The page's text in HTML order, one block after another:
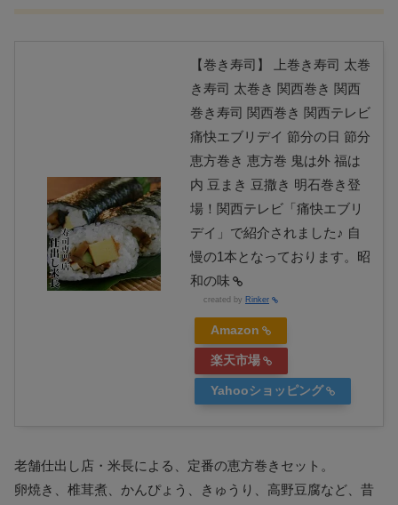
【巻き寿司】 上巻き寿司 太巻
き寿司 太巻き 関西巻き 関西
巻き寿司 関西巻き 関西テレビ
痛快エブリデイ 節分の日 節分
恵方巻き 恵方巻 鬼は外 福は
内 豆まき 豆撒き 明石巻き登
場！関西テレビ「痛快エブリ
デイ」で紹介されました♪ 自
慢の1本となっております。昭
和の味
created by Rinker
Amazon
楽天市場
Yahooショッピング
老舗仕出し店・米長による、定番の恵方巻きセット。
卵焼き、椎茸煮、かんぴょう、きゅうり、高野豆腐など、昔